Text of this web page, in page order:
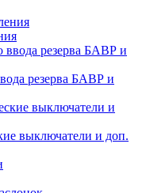
резерва БАВР и
выключатели и доп.